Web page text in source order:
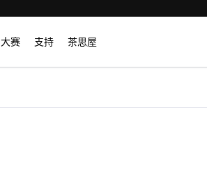
大赛 支持 茶思屋